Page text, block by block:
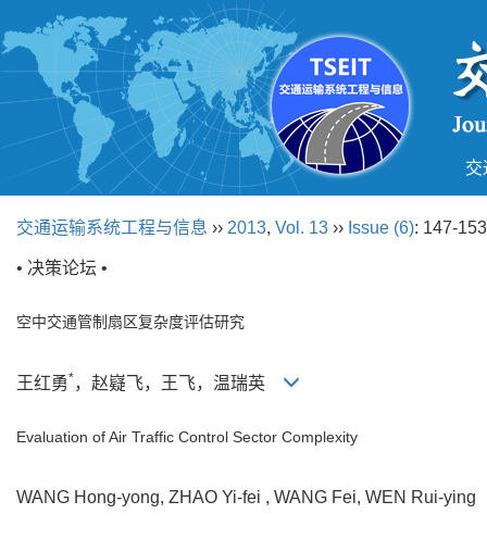
交
交通运输系统工程与信息 ›› 2013, Vol. 13 ›› Issue (6): 147-
• 决策论坛 •
空中交通管制扇区复杂度评估研究
王红勇*，赵嶷飞，王飞，温瑞英
Evaluation of Air Traffic Control Sector Complexity
WANG Hong-yong, ZHAO Yi-fei , WANG Fei, WEN Rui-